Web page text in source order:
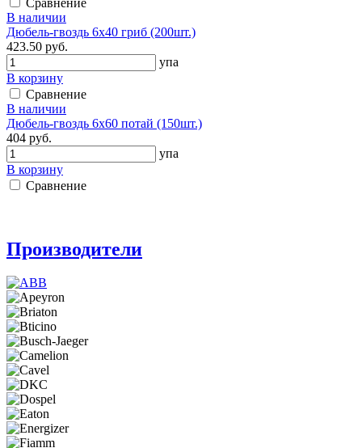
В наличии
Дюбель-гвоздь 6х40 гриб (200шт.)
423.50 руб.
упа
В корзину
Сравнение
В наличии
Дюбель-гвоздь 6х60 потай (150шт.)
404 руб.
упа
В корзину
Сравнение
Производители